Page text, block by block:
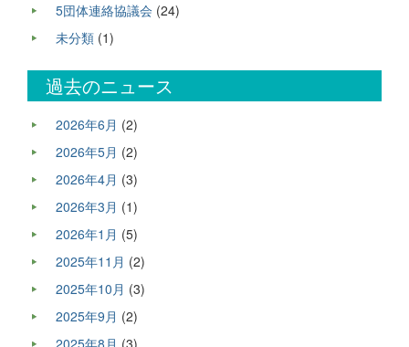
5団体連絡協議会 (24)
未分類 (1)
過去のニュース
2026年6月 (2)
2026年5月 (2)
2026年4月 (3)
2026年3月 (1)
2026年1月 (5)
2025年11月 (2)
2025年10月 (3)
2025年9月 (2)
2025年8月 (3)